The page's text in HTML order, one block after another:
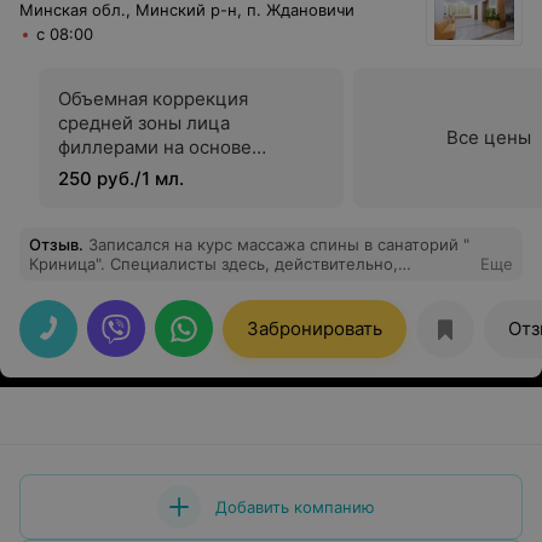
Минская обл., Минский р-н, п. Ждановичи
с 08:00
Объемная коррекция
средней зоны лица
филлерами на основе
гилауроновой кислоты
250 руб./1 мл.
Все цены
Отзыв. Записался на курс массажа спины в санаторий "
Криница". Специалисты здесь, действительно,
Еще
Забронировать
Добавить компанию